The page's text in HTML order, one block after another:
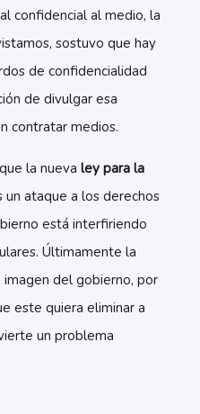
confidencial al medio, la
sostuvo que hay
de confidencialidad
de divulgar esa
contratar medios.
la nueva ley para la
un ataque a los derechos
está interfiriendo
Últimamente la
del gobierno, por
este quiera eliminar a
un problema